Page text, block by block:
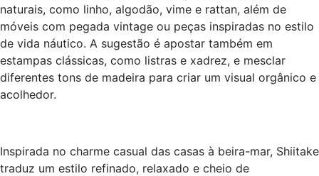
naturais, como linho, algodão, vime e rattan, além de
móveis com pegada vintage ou peças inspiradas no estilo
de vida náutico. A sugestão é apostar também em
estampas clássicas, como listras e xadrez, e mesclar
diferentes tons de madeira para criar um visual orgânico e
acolhedor.
Inspirada no charme casual das casas à beira-mar, Shiitake
traduz um estilo refinado, relaxado e cheio de